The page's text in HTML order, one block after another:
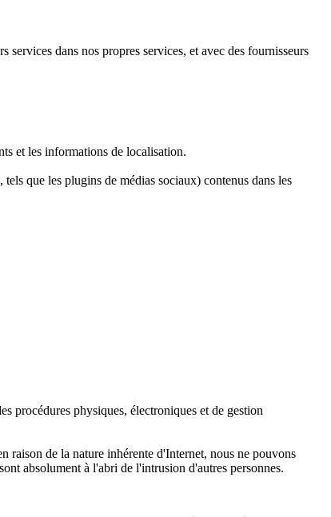
dans nos propres services, et avec des fournisseurs
et les informations de localisation.
que les plugins de médias sociaux) contenus dans les
procédures physiques, électroniques et de gestion
raison de la nature inhérente d'Internet, nous ne pouvons
absolument à l'abri de l'intrusion d'autres personnes.